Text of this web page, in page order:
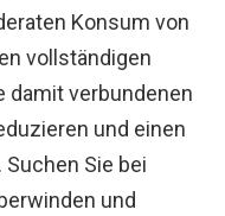
Konsum von
vollständigen
damit verbundenen
und einen
Sie bei
und